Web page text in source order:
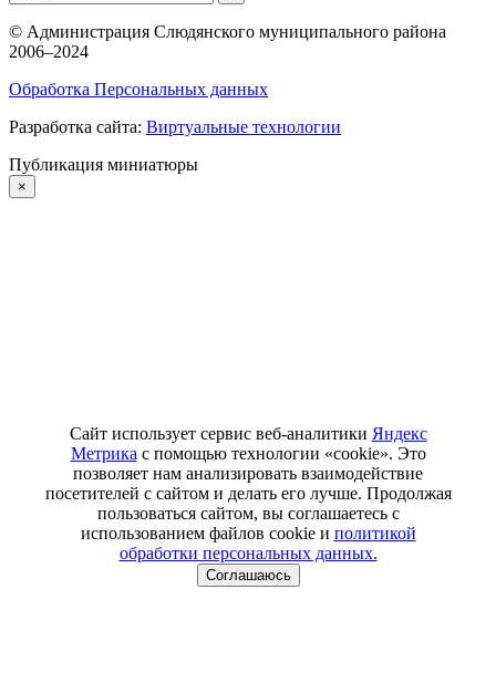
© Администрация Слюдянского муниципального района
2006–2024
Обработка Персональных данных
Разработка сайта: Виртуальные технологии
Публикация миниатюры
×
Сайт использует сервис веб-аналитики Яндекс
Метрика с помощью технологии «cookie». Это
позволяет нам анализировать взаимодействие
посетителей с сайтом и делать его лучше. Продолжая
пользоваться сайтом, вы соглашаетесь с
использованием файлов cookie и политикой
обработки персональных данных.
Соглашаюсь